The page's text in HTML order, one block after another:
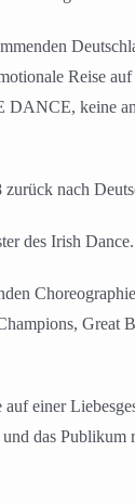
Reise
keine
nach
des Irish Dance.
Great
einer
das